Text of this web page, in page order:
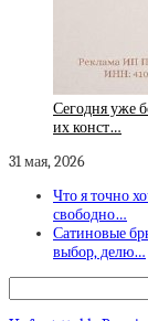
Сегодня уже
их конст…
31 мая, 2026
Что я точно
свободно…
Сатиновые
выбор, делю…